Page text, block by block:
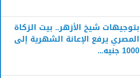
بتوجيهات شيخ الأزهر.. بيت الزكاة
المصري يرفع الإعانة الشهرية إلى
1000 جنيه...